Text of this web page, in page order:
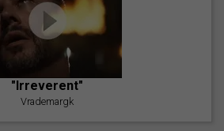
"Irreverent"
Vrademargk